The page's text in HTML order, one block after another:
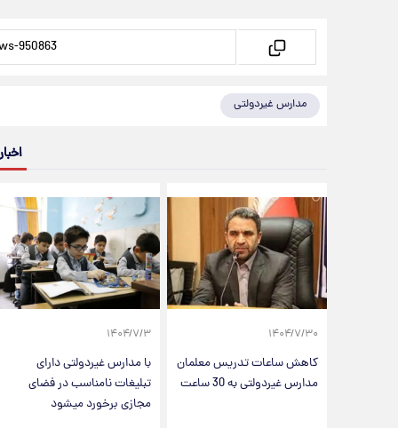
مدارس غیردولتی
۱۴۰۴/۷/۳۰
کاهش ساعات تدریس معلمان
مدارس غیردولتی به 30 ساعت
۱۴۰۴/۷/۳
با مدارس غیردولتی دارای
تبلیغات نامناسب در فضای
مجازی برخورد میشود